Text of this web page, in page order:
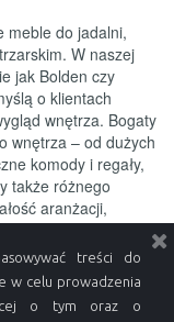
meble do jadalni,
W naszej
jak Bolden czy
o klientach
wnętrza. Bogaty
wnętrza – od dużych
komody i regały,
także różnego
aranżacji,
meblom do
wyjątkowym.
firmowy Świat
również
treści do
w celu prowadzenia
o tym oraz o